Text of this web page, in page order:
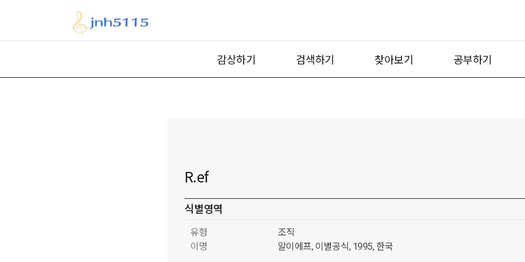
감상하기 검색하기 찾아보기 공부하기
R.ef
식별영역
유형
조직
이명
알이에프, 이별공식, 1995, 한국